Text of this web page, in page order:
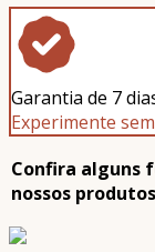
Garantia de 7
Experimente
Confira alguns
nossos produtos